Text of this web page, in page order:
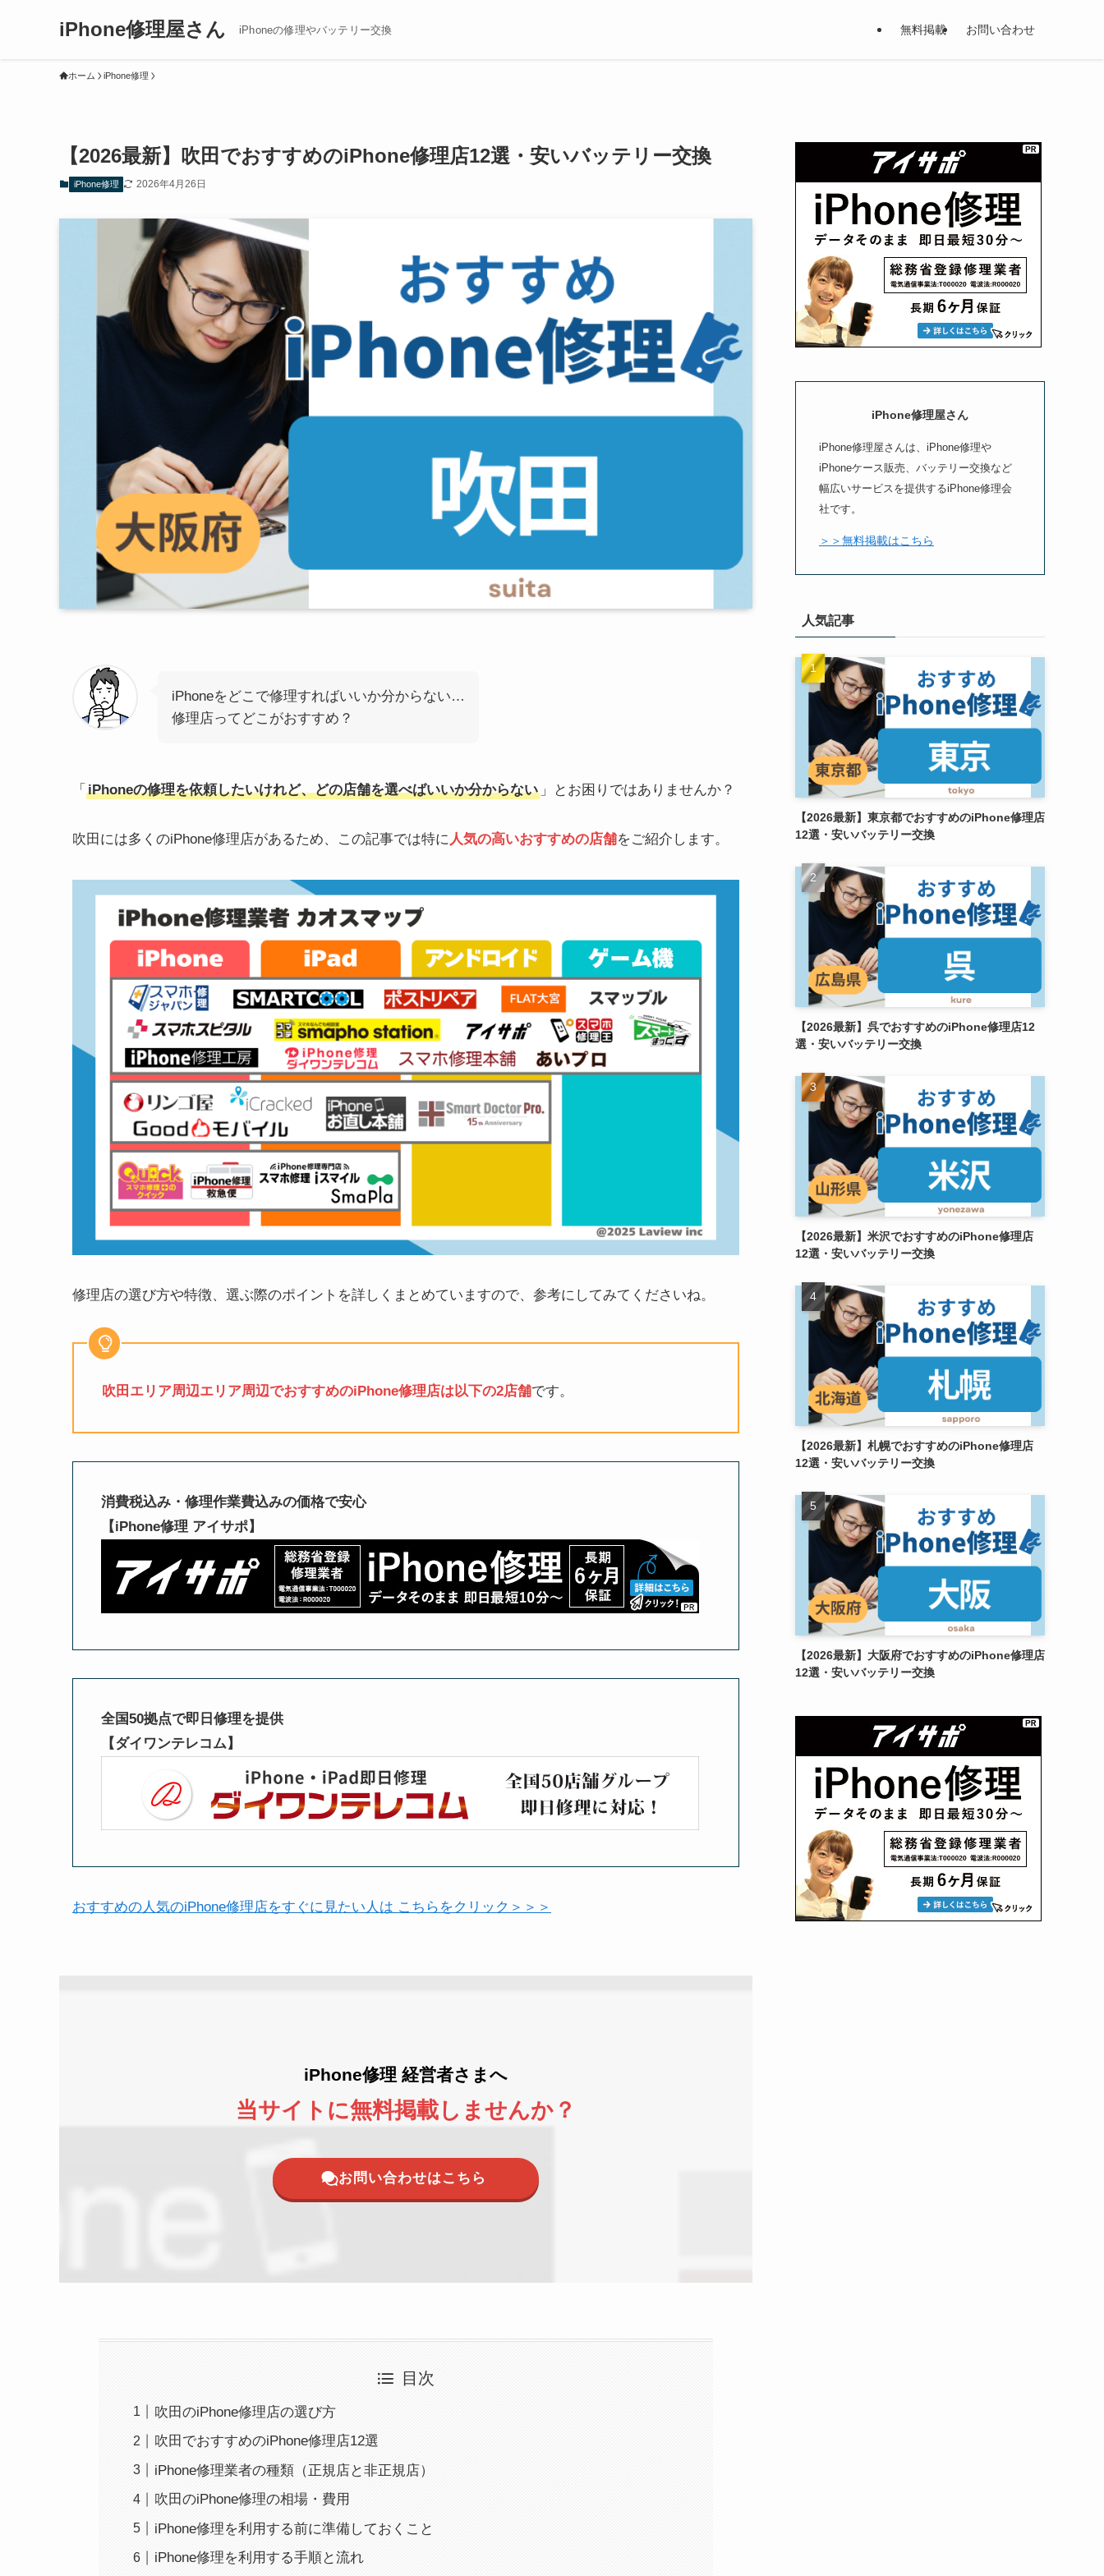
iPhone修理屋さん iPhoneの修理やバッテリー交換 無料掲載 お問い合わせ
ホーム iPhone修理
【2026最新】吹田でおすすめのiPhone修理店12選・安いバッテリー交換
iPhone修理 2026年4月26日
iPhoneをどこで修理すればいいか分からない…
修理店ってどこがおすすめ？
「 iPhoneの修理を依頼したいけれど、どの店舗を選べばいいか分からない 」とお困りではありませんか？
吹田には多くのiPhone修理店があるため、この記事では特に人気の高いおすすめの店舗をご紹介します。
修理店の選び方や特徴、選ぶ際のポイントを詳しくまとめていますので、参考にしてみてくださいね。
吹田エリア周辺エリア周辺でおすすめのiPhone修理店は以下の2店舗です。
消費税込み・修理作業費込みの価格で安心
【iPhone修理 アイサポ】
全国50拠点で即日修理を提供
【ダイワンテレコム】
おすすめの人気のiPhone修理店をすぐに見たい人は こちらをクリック＞＞＞
iPhone修理 経営者さまへ
当サイトに無料掲載しませんか？
お問い合わせはこちら
目次
吹田のiPhone修理店の選び方
吹田でおすすめのiPhone修理店12選
iPhone修理業者の種類（正規店と非正規店）
吹田のiPhone修理の相場・費用
iPhone修理を利用する前に準備しておくこと
iPhone修理を利用する手順と流れ
iPhone修理屋さん
iPhone修理屋さんは、iPhone修理や
iPhoneケース販売、バッテリー交換など
幅広いサービスを提供するiPhone修理会
社です。
＞＞無料掲載はこちら
人気記事
【2026最新】東京都でおすすめのiPhone修理店
12選・安いバッテリー交換
【2026最新】呉でおすすめのiPhone修理店12
選・安いバッテリー交換
【2026最新】米沢でおすすめのiPhone修理店
12選・安いバッテリー交換
【2026最新】札幌でおすすめのiPhone修理店
12選・安いバッテリー交換
【2026最新】大阪府でおすすめのiPhone修理店
12選・安いバッテリー交換